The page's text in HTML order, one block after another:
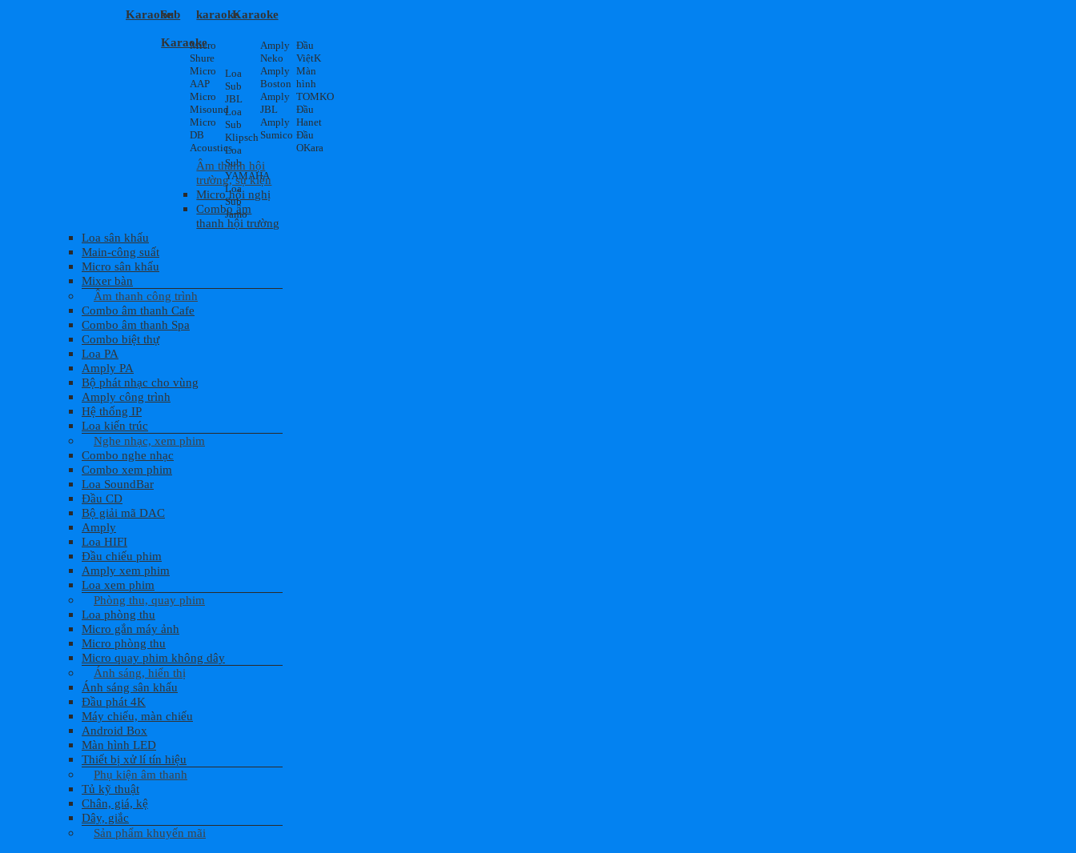
Karaoke
Micro
Shure
Micro
AAP
Micro
Misound
Micro
DB
Acoustics
Sub
Karaoke
Loa
Sub
JBL
Loa
Sub
Klipsch
Loa
Sub
YAMAHA
Loa
Sub
Jamo
karaoke
Amply
Neko
Amply
Boston
Amply
JBL
Amply
Sumico
Karaoke
Đầu
ViệtK
Màn
hình
TOMKO
Đầu
Hanet
Đầu
OKara
Âm thanh hội
trường, sự kiện
Micro hội nghị
Combo âm
thanh hội trường
Loa sân khấu
Main-công suất
Micro sân khấu
Mixer bàn
Âm thanh công trình
Combo âm thanh Cafe
Combo âm thanh Spa
Combo biệt thự
Loa PA
Amply PA
Bộ phát nhạc cho vùng
Amply công trình
Hệ thống IP
Loa kiến trúc
Nghe nhạc, xem phim
Combo nghe nhạc
Combo xem phim
Loa SoundBar
Đầu CD
Bộ giải mã DAC
Amply
Loa HIFI
Đầu chiếu phim
Amply xem phim
Loa xem phim
Phòng thu, quay phim
Loa phòng thu
Micro gắn máy ảnh
Micro phòng thu
Micro quay phim không dây
Ánh sáng, hiển thị
Ánh sáng sân khấu
Đầu phát 4K
Máy chiếu, màn chiếu
Android Box
Màn hình LED
Thiết bị xử lí tín hiệu
Phụ kiện âm thanh
Tủ kỹ thuật
Chân, giá, kệ
Dây, giắc
Sản phẩm khuyến mãi